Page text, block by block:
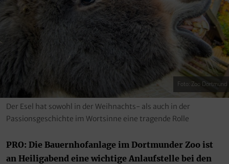
Foto: Zoo Dortmund
Der Esel hat sowohl in der Weihnachts- als auch in der
Passionsgeschichte im Wortsinne eine tragende Rolle
PRO: Die Bauernhofanlage im Dortmunder Zoo ist
an Heiligabend eine wichtige Anlaufstelle bei den